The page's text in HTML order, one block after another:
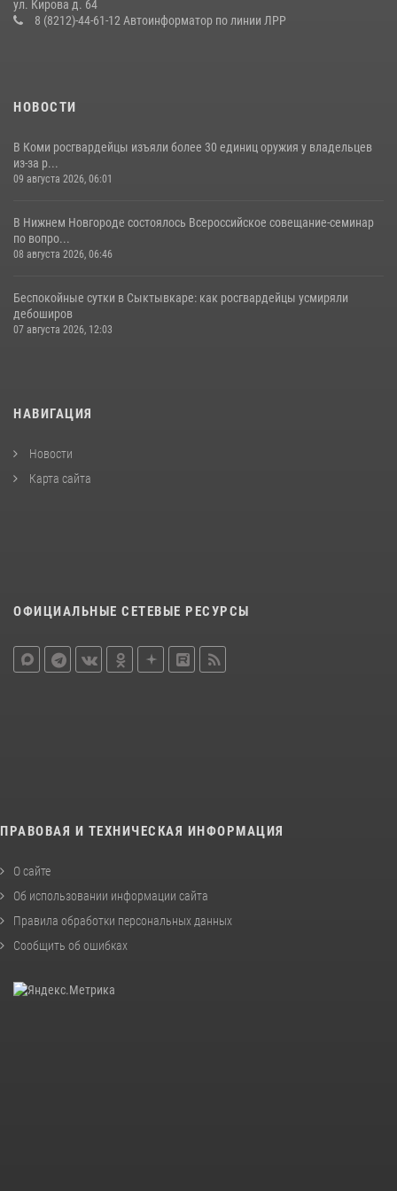
Дня Крещения Руси и Дня святого равноапостольного князя
ул. Кирова д. 64
8 (8212)-44-61-12 Автоинформатор по линии ЛРР
НОВОСТИ
В Коми росгвардейцы изъяли более 30 единиц оружия у владельцев
из-за р...
09 августа 2026, 06:01
В Нижнем Новгороде состоялось Всероссийское совещание-семинар
по вопро...
08 августа 2026, 06:46
Беспокойные сутки в Сыктывкаре: как росгвардейцы усмиряли
дебоширов
07 августа 2026, 12:03
НАВИГАЦИЯ
Новости
Карта сайта
ОФИЦИАЛЬНЫЕ СЕТЕВЫЕ РЕСУРСЫ
ПРАВОВАЯ И ТЕХНИЧЕСКАЯ ИНФОРМАЦИЯ
О сайте
Об использовании информации сайта
Правила обработки персональных данных
Сообщить об ошибках